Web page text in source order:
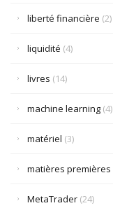
liberté financière (2)
liquidité (4)
livres (14)
machine learning (4)
matériel (3)
matières premières
MetaTrader (24)